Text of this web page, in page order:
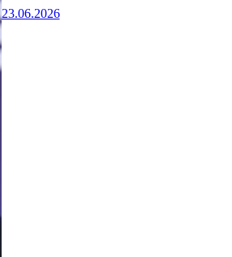
23.06.2026